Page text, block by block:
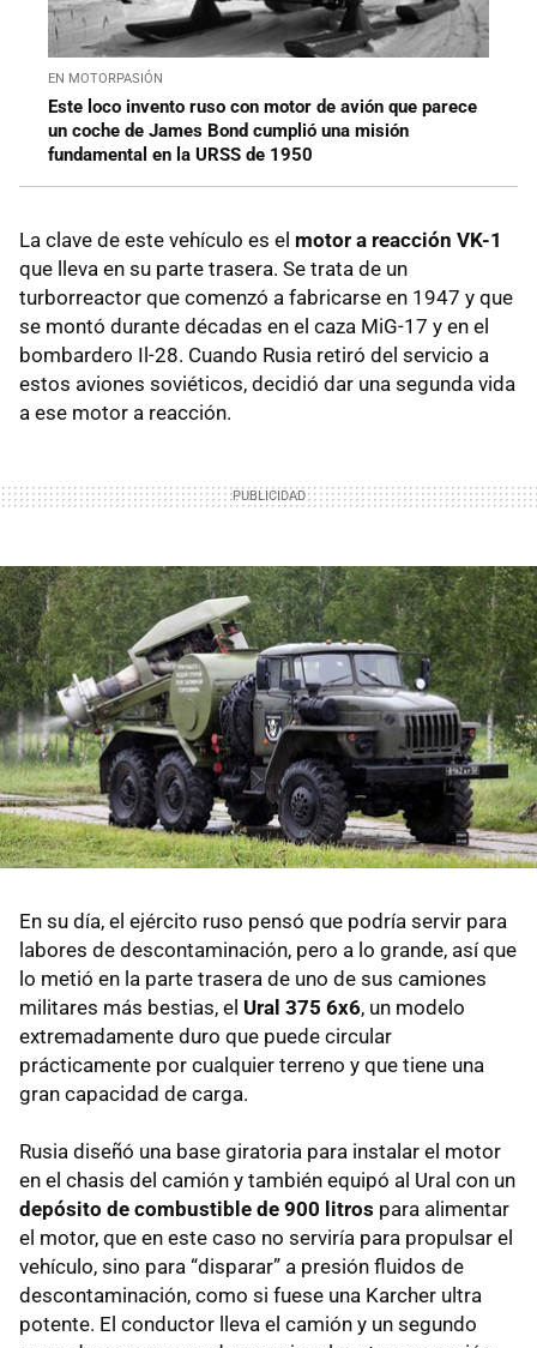
EN MOTORPASIÓN
Este loco invento ruso con motor de avión que parece
un coche de James Bond cumplió una misión
fundamental en la URSS de 1950
La clave de este vehículo es el motor a reacción VK-1
que lleva en su parte trasera. Se trata de un
turborreactor que comenzó a fabricarse en 1947 y que
se montó durante décadas en el caza MiG-17 y en el
bombardero Il-28. Cuando Rusia retiró del servicio a
estos aviones soviéticos, decidió dar una segunda vida
a ese motor a reacción.
En su día, el ejército ruso pensó que podría servir para
labores de descontaminación, pero a lo grande, así que
lo metió en la parte trasera de uno de sus camiones
militares más bestias, el Ural 375 6x6, un modelo
extremadamente duro que puede circular
prácticamente por cualquier terreno y que tiene una
gran capacidad de carga.
Rusia diseñó una base giratoria para instalar el motor
en el chasis del camión y también equipó al Ural con un
depósito de combustible de 900 litros para alimentar
el motor, que en este caso no serviría para propulsar el
vehículo, sino para “disparar” a presión fluidos de
descontaminación, como si fuese una Karcher ultra
potente. El conductor lleva el camión y un segundo